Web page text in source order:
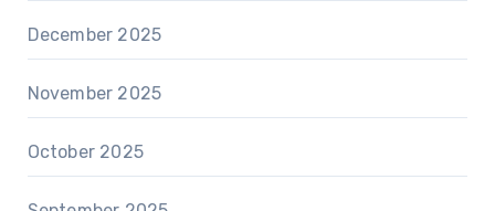
December 2025
November 2025
October 2025